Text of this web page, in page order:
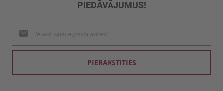
PIEDĀVĀJUMUS!
jaunumu
saņemšanai:
PIERAKSTĪTIES